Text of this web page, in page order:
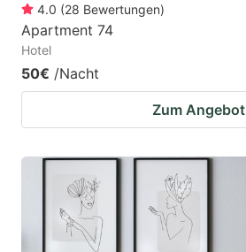
4.0 (28 Bewertungen)
Apartment 74
Hotel
50€ /Nacht
Zum Angebot